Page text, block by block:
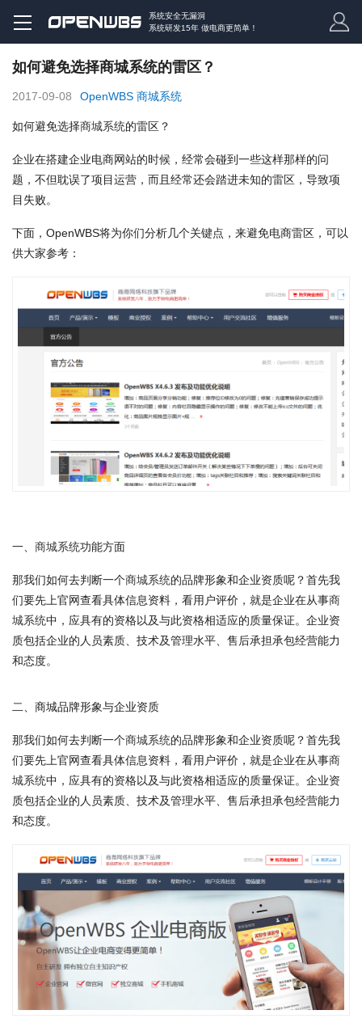
系统安全无漏洞
系统研发15年 做电商更简单！
如何避免选择商城系统的雷区？
2017-09-08 OpenWBS 商城系统
如何避免选择商城系统的雷区？
企业在搭建企业电商网站的时候，经常会碰到一些这样那样的问
题，不但耽误了项目运营，而且经常还会踏进未知的雷区，导致项
目失败。
下面，OpenWBS将为你们分析几个关键点，来避免电商雷区，可以
供大家参考：
一、 商城系统功能方面
那我们如何去判断一个商城系统的品牌形象和企业资质呢？首先我
们要先上官网查看具体信息资料，看用户评价，就是企业在从事商
城系统中，应具有的资格以及与此资格相适应的质量保证。企业资
质包括企业的人员素质、技术及管理水平、售后承担承包经营能力
和态度。
二、商城品牌形象与企业资质
那我们如何去判断一个商城系统的品牌形象和企业资质呢？首先我
们要先上官网查看具体信息资料，看用户评价，就是企业在从事商
城系统中，应具有的资格以及与此资格相适应的质量保证。企业资
质包括企业的人员素质、技术及管理水平、售后承担承包经营能力
和态度。